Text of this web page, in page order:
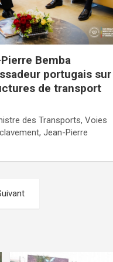
Bemba
portugais sur
de transport
des Transports, Voies
Jean-Pierre